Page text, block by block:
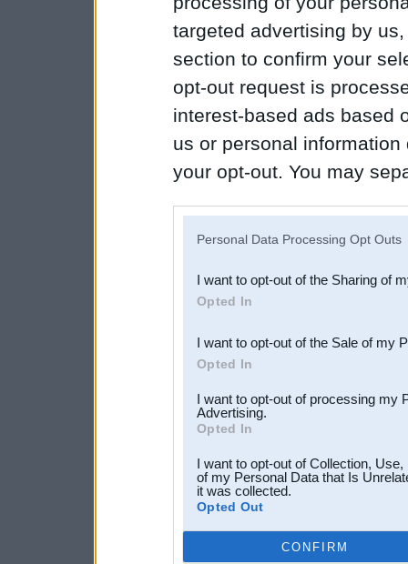
targeted advertising by
section to confirm your
opt-out request is
interest-based ads based
us or personal
your opt-out. You may
Downstream Participants
third parties.
Personal Data Processing Opt Outs
I want to opt-out of the Sharing of
Opted In
I want to opt-out of the Sale of my
Opted In
I want to opt-out of processing my
Advertising.
Opted In
I want to opt-out of Collection,
of my Personal Data that Is
it was collected.
Opted Out
CONFIRM